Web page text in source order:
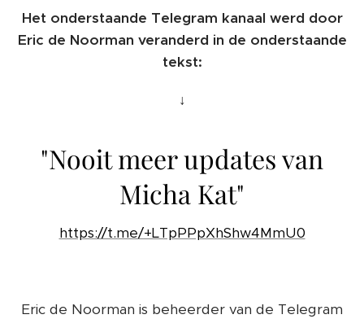
Het onderstaande Telegram kanaal werd door
Eric de Noorman veranderd in de onderstaande
tekst:
↓
"Nooit meer updates van
Micha Kat"
https://t.me/+LTpPPpXhShw4MmU0
Eric de Noorman is beheerder van de Telegram